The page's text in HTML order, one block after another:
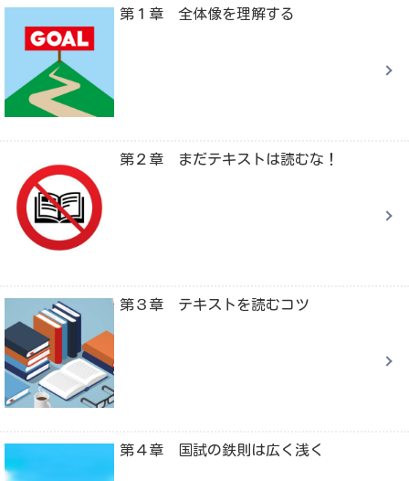
第１章 全体像を理解する
第２章 まだテキストは読むな！
第３章 テキストを読むコツ
第４章 国試の鉄則は広く浅く